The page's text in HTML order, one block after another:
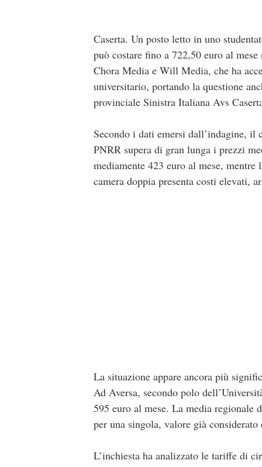
Caserta. Un posto letto in uno
può costare fino a 722,50 euro al
Chora Media e Will Media, che ha
universitario, portando la questione
provinciale Sinistra Italiana Avs
Secondo i dati emersi dall’indagine, il
PNRR supera di gran lunga i prezzi
mediamente 423 euro al mese,
camera doppia presenta costi elevati,
La situazione appare ancora più
Ad Aversa, secondo polo
595 euro al mese. La media regionale
per una singola, valore già considerato
L’inchiesta ha analizzato le tariffe di